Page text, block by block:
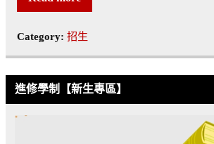
Category: 招生
進修學制【新生專區】